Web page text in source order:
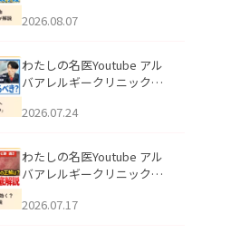
らない理由｜繰り返す人が
説」を公開いたしました。
2026.08.07
わたしの名医Youtube アル
バアレルギークリニック札
える男性へ｜医師が教える
公開いたしました。
2026.07.24
わたしの名医Youtube アル
バアレルギークリニック札
跡にVビームは効く？向いて
2026.07.17